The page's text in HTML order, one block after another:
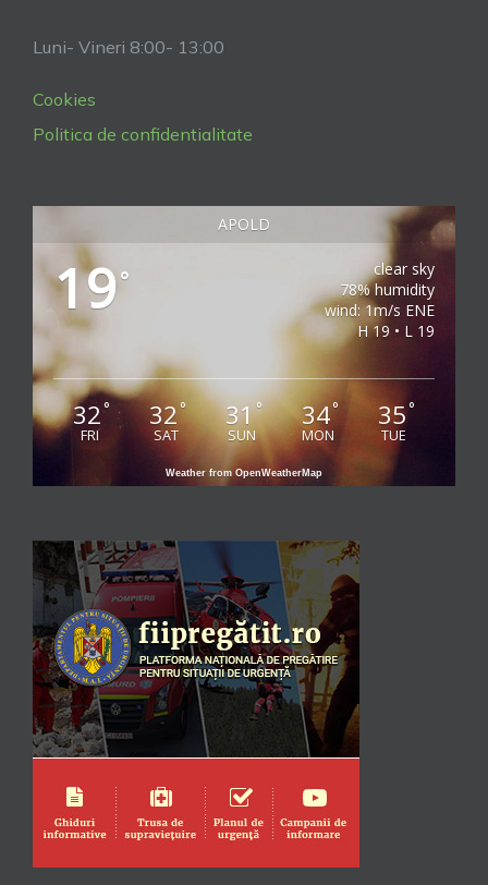
Luni- Vineri 8:00- 13:00
Cookies
Politica de confidentialitate
APOLD
19°
clear sky
78% humidity
wind: 1m/s ENE
H 19 • L 19
32°
FRI
32°
SAT
31°
SUN
34°
MON
35°
TUE
Weather from OpenWeatherMap